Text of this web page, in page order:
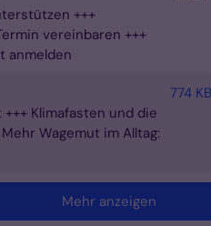
+++
vereinbaren +++
anmelden
Klimafasten und die
Wagemut im Alltag:
774 KB
Mehr anzeigen